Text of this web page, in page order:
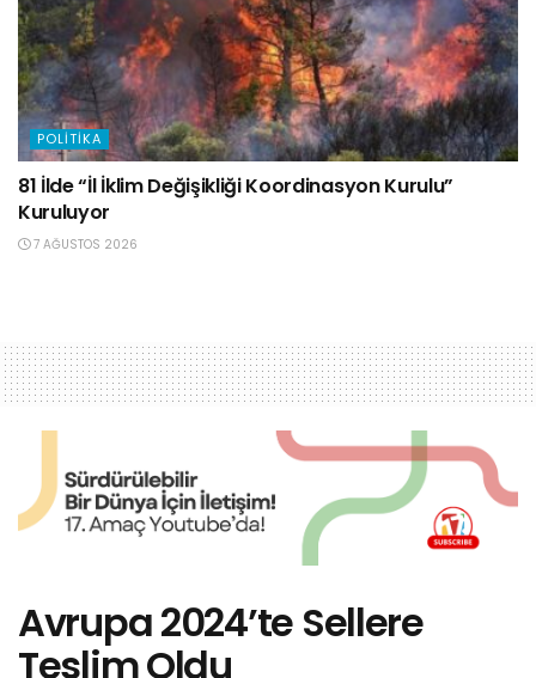
POLITIKA
81 İlde “İl İklim Değişikliği Koordinasyon Kurulu”
Kuruluyor
7 AĞUSTOS 2026
Avrupa 2024’te Sellere
Teslim Oldu